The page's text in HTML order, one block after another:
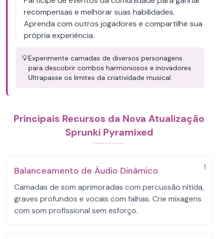
recompensas e melhorar suas habilidades.
Aprenda com outros jogadores e compartilhe sua
própria experiência.
💡Experimente camadas de diversos personagens
para descobrir combos harmoniosos e inovadores.
Ultrapasse os limites da criatividade musical.
Principais Recursos da Nova Atualização
Sprunki Pyramixed
1
Balanceamento de Áudio Dinâmico
Camadas de som aprimoradas com percussão nítida,
graves profundos e vocais com falhas. Crie mixagens
com som profissional sem esforço.